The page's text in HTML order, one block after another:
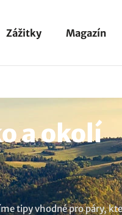
Zážitky Magazín
a okolí
tipy vhodné pro páry,